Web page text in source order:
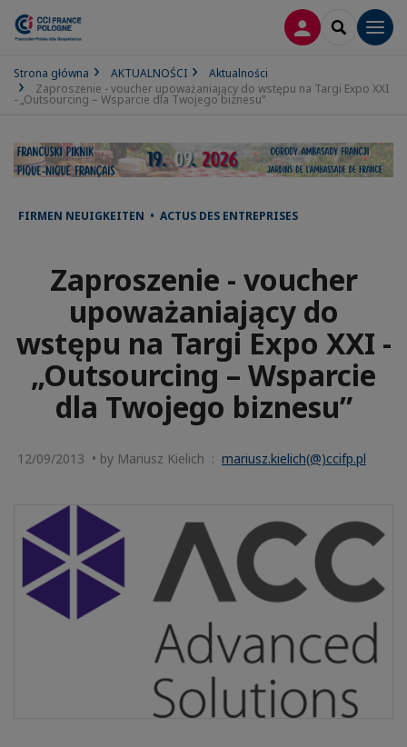
LOGOWANIE
SEARCH
Strona główna AKTUALNOŚCI
Aktualności
Zaproszenie - voucher upoważaniający do wstępu na Targi Expo XXI
- „Outsourcing – Wsparcie dla Twojego biznesu”
FIRMEN NEUIGKEITEN • ACTUS DES ENTREPRISES
Zaproszenie - voucher
upoważaniający do
wstępu na Targi Expo XXI -
„Outsourcing – Wsparcie
dla Twojego biznesu”
12/09/2013 • by Mariusz Kielich : mariusz.kielich(@)ccifp.pl